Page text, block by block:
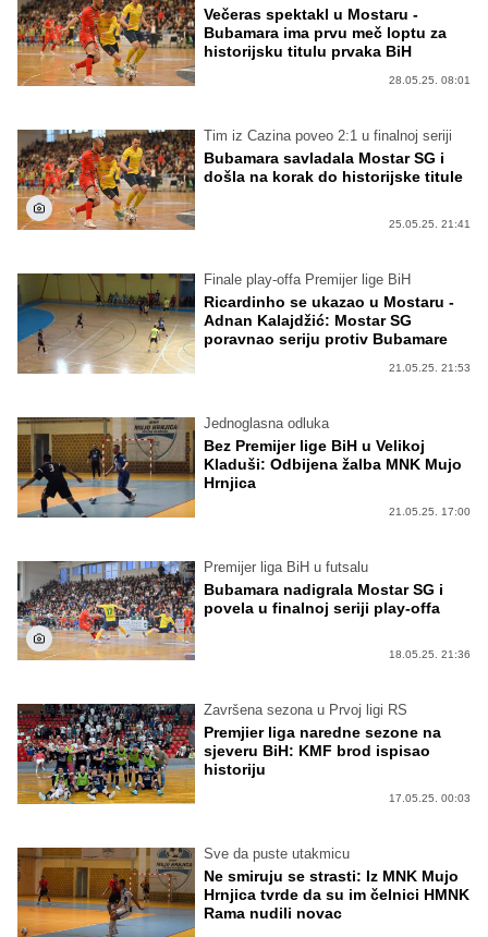
Večeras spektakl u Mostaru -
Bubamara ima prvu meč loptu za
historijsku titulu prvaka BiH
28.05.25. 08:01
Tim iz Cazina poveo 2:1 u finalnoj seriji
Bubamara savladala Mostar SG i
došla na korak do historijske titule
25.05.25. 21:41
Finale play-offa Premijer lige BiH
Ricardinho se ukazao u Mostaru -
Adnan Kalajdžić: Mostar SG
poravnao seriju protiv Bubamare
21.05.25. 21:53
Jednoglasna odluka
Bez Premijer lige BiH u Velikoj
Kladuši: Odbijena žalba MNK Mujo
Hrnjica
21.05.25. 17:00
Premijer liga BiH u futsalu
Bubamara nadigrala Mostar SG i
povela u finalnoj seriji play-offa
18.05.25. 21:36
Završena sezona u Prvoj ligi RS
Premjier liga naredne sezone na
sjeveru BiH: KMF brod ispisao
historiju
17.05.25. 00:03
Sve da puste utakmicu
Ne smiruju se strasti: Iz MNK Mujo
Hrnjica tvrde da su im čelnici HMNK
Rama nudili novac